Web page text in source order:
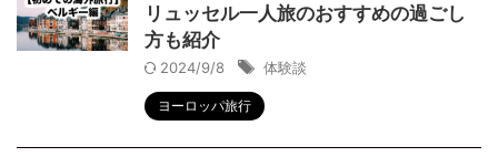
リュッセル一人旅のおすすめの過ごし
方も紹介
2024/9/8 体験談
ヨーロッパ旅行